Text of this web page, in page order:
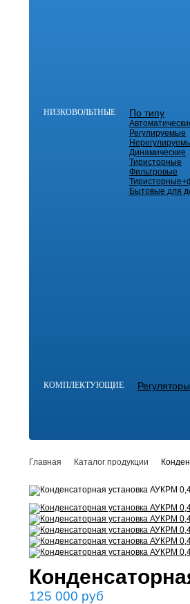
НИЗКОВОЛЬТНЫЕ По типу
Регулируемые
Динамические
Тиристорные
Фильтровые
Бытовые для
КОМПЛЕКТУЮЩИЕ Регуляторы
Главная Каталог продукции
125 000 руб